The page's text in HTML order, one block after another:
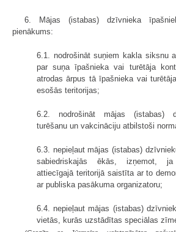
6. Mājas (istabas) dzīvnieka
pienākums:
6.1. nodrošināt suņiem kakla siksnu
par suņa īpašnieka vai turētāja
atrodas ārpus tā īpašnieka vai
esošās teritorijas;
6.2. nodrošināt mājas (istabas)
turēšanu un vakcināciju atbilstoši
6.3. nepieļaut mājas (istabas)
sabiedriskajās ēkās, izņemot,
attiecīgajā teritorijā saistīta ar to
ar publiska pasākuma organizatoru;
6.4. nepieļaut mājas (istabas)
vietās, kurās uzstādītas speciālas